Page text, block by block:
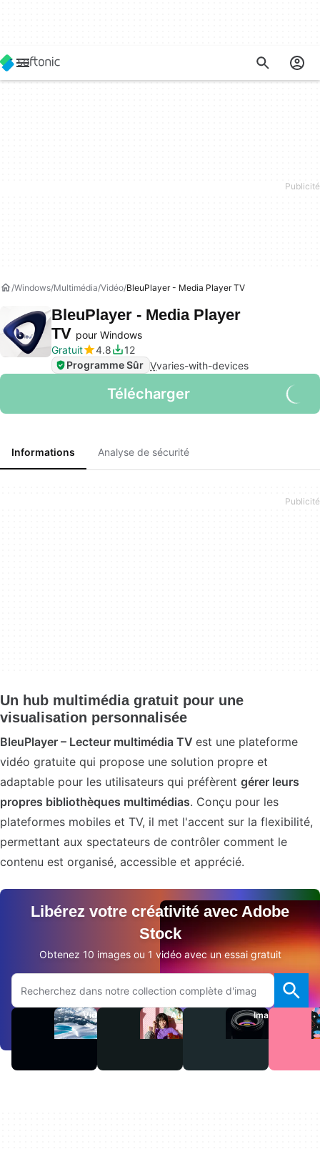
Windows Multimédia Vidéo BleuPlayer - Media Player TV
BleuPlayer - Media Player
TV pour Windows
Gratuit
4.8
12
Programme Sûr Vvaries-with-devices
Télécharger
Informations Analyse de sécurité
Un hub multimédia gratuit pour une
visualisation personnalisée
BleuPlayer – Lecteur multimédia TV est une plateforme
vidéo gratuite qui propose une solution propre et
adaptable pour les utilisateurs qui préfèrent gérer leurs
propres bibliothèques multimédias. Conçu pour les
plateformes mobiles et TV, il met l'accent sur la flexibilité,
permettant aux spectateurs de contrôler comment le
contenu est organisé, accessible et apprécié.
Libérez votre créativité avec Adobe
Stock
Obtenez 10 images ou 1 vidéo avec un essai gratuit
Rechercher sur le site Adobe.com
Vidéos Audio Images